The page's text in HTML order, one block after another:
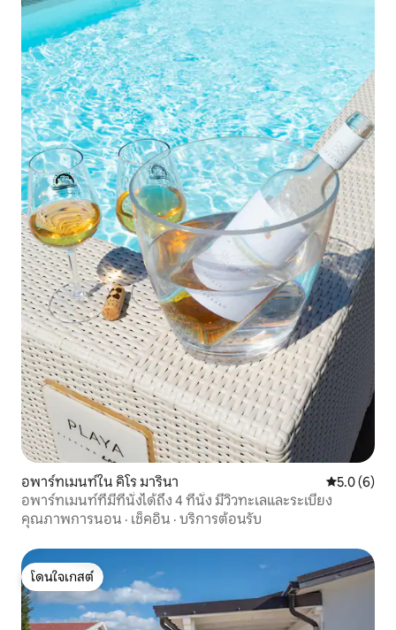
อพาร์ทเมนท์ใน คิโร มารินา คะแนนเฉลี่
5.0 (6)
อพาร์ทเมนท์ที่มีที่นั่งได้ถึง 4 ที่นั่ง มีวิวทะเลและระเบียง
คุณภาพการนอน · เช็คอิน · บริการต้อนรับ
โดนใจเกสต์
โดนใจเกสต์